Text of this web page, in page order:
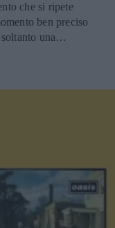
che si ripete
ben preciso
una